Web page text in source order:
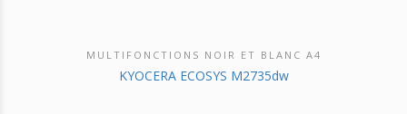
DÉCOUVRIR CE PRODUIT
MULTIFONCTIONS NOIR ET BLANC A4
KYOCERA ECOSYS M2735dw